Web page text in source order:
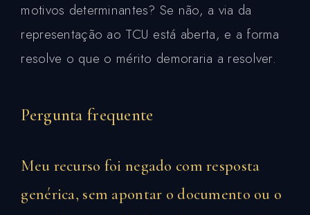
motivos determinantes? Se não, a via da
representação ao TCU está aberta, e a forma
resolve o que o mérito demoraria a resolver.
Pergunta frequente
Meu recurso foi negado com resposta
genérica, sem apontar o documento ou o